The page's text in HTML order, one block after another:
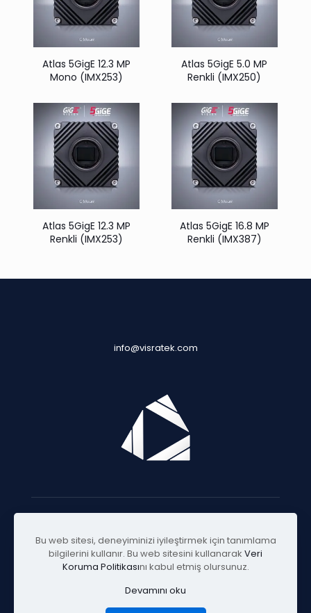
Atlas 5GigE 12.3 MP
Mono (IMX253)
Atlas 5GigE 5.0 MP
Renkli (IMX250)
Atlas 5GigE 12.3 MP
Renkli (IMX253)
Atlas 5GigE 16.8 MP
Renkli (IMX387)
info@visratek.com
© 2025 Visratek
Bu web sitesi, deneyiminizi iyileştirmek için tanımlama
bilgilerini kullanır. Bu web sitesini kullanarak Veri
Koruma Politikasını kabul etmiş olursunuz.
Devamını oku